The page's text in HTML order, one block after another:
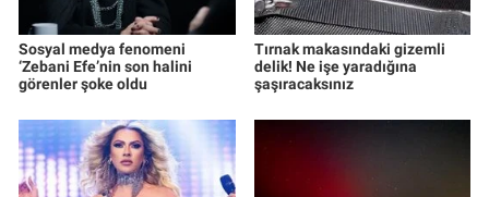
Sosyal medya fenomeni
‘Zebani Efe’nin son halini
görenler şoke oldu
Tırnak makasındaki gizemli
delik! Ne işe yaradığına
şaşıracaksınız